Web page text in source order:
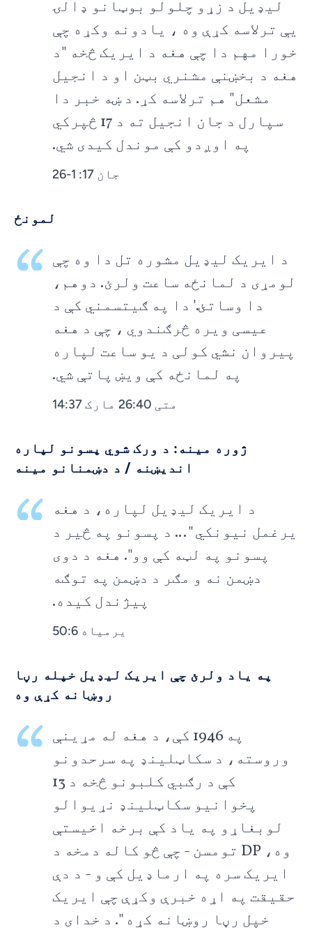
لیډیل د زړو چلولو بوټانو ډالۍ
یې ترلاسه کړې وه ، یادونه وکړه چې
خورا مهم دا چې هغه د ایریک څخه "د
هغه د بخښنې مشنري بټن او د انجیل
مشعل" هم ترلاسه کړ. د ښه خبر دا
سپارل د جان انجیل ته د 17 څپرکي
په اوږدو کې موندل کیدی شي.
جان 17: 1-26
لمونځ
د ایریک لیډیل مشوره تل دا وه چې
لومړی د لمانځه ساعت ولرئ. دوهم،
دا وساتئ.' دا په ګیتسمني کې د
عیسی ویره څرګندوي ، چې د هغه
پیروان نشي کولی د یو ساعت لپاره
په لمانځه کې ویښ پاتې شي.
متی 26:40 مارک 14:37
ژوره مینه: د ورک شوي پسونو لپاره
اندیښنه / د دښمنانو مینه
د ایریک لیډیل لپاره، د هغه
یرغمل نیونکي "... د پسونو په څیر د
پسونو په لټه کې وو". هغه د دوی
دښمن نه و مګر د دښمن په توګه
پیژندل کیده.
یرمیاه 50:6
په یاد ولرئ چې ایریک لیډیل خپله رڼا
روښانه کړې وه
په 1946 کې، د هغه له مړینې
وروسته، د سکاټلینډ په سرحدونو
کې د رګبي کلبونو څخه د 13
پخوانیو سکاټلینډ نړیوالو
لوبغاړو په یاد کې برخه اخیستې
وه، DP تومسن - چې څو کاله دمخه د
ایریک سره په ارماډیل کې و - د دې
حقیقت په اړه خبرې وکړې چې ایریک
خپل رڼا روښانه کړه ". د خدای د